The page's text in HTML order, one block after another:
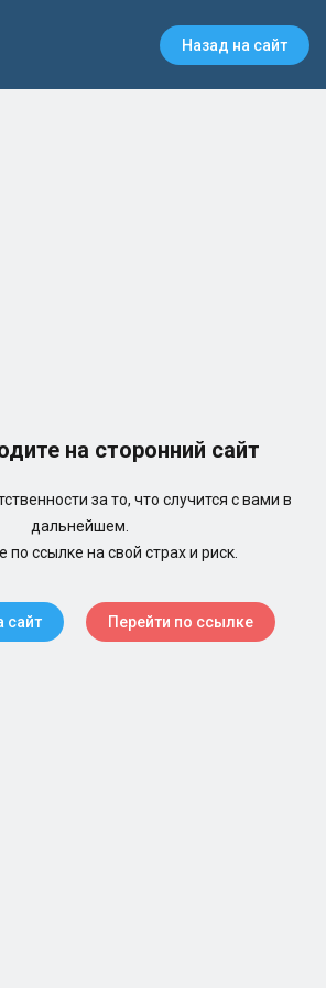
Назад на сайт
на сторонний сайт
за то, что случится с вами в
дальнейшем.
по ссылке на свой страх и риск.
сайт Перейти по ссылке